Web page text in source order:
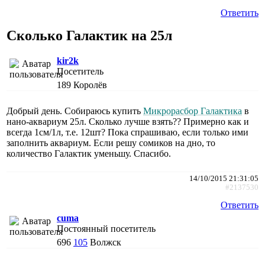
Ответить
Сколько Галактик на 25л
kir2k
Посетитель
189 Королёв
Добрый день. Собираюсь купить Микрорасбор Галактика в
нано-аквариум 25л. Сколько лучше взять?? Примерно как и
всегда 1см/1л, т.е. 12шт? Пока спрашиваю, если только ими
заполнить аквариум. Если решу сомиков на дно, то
количество Галактик уменьшу. Спасибо.
14/10/2015 21:31:05
#2137530
Ответить
cuma
Постоянный посетитель
696 105 Волжск